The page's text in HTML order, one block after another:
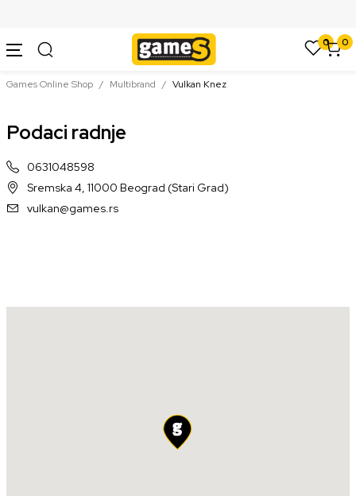
0 0
Games Online Shop Multibrand Vulkan Knez
Podaci radnje
0631048598
Sremska 4, 11000 Beograd (Stari Grad)
vulkan@games.rs